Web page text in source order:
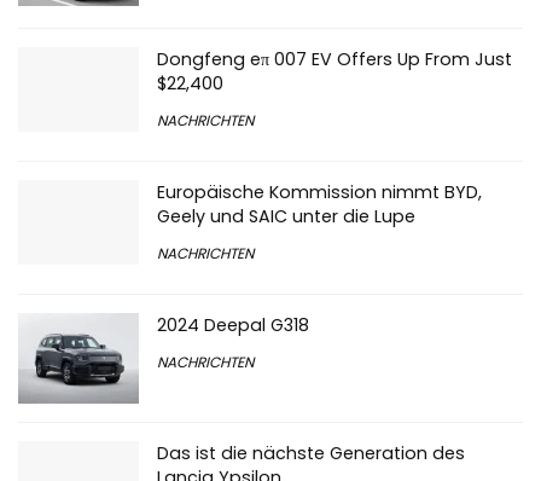
Dongfeng eπ 007 EV Offers Up From Just
$22,400
NACHRICHTEN
Europäische Kommission nimmt BYD,
Geely und SAIC unter die Lupe
NACHRICHTEN
2024 Deepal G318
NACHRICHTEN
Das ist die nächste Generation des